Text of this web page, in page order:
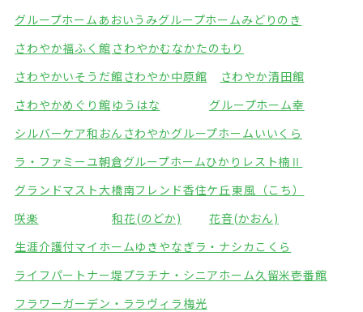
グループホームあおいうみグループホームみどりのき
さわやか福ふく館 さわやかむなかたのもり
さわやかいそうだ館さわやか中原館
さわやか清田館
さわやかめぐり館 ゆうはな
グループホーム幸
シルバーケア和おん さわやかグループホームいいくら
ラ・ファミーユ朝倉グループホームひかり レスト楠Ⅱ
グランドマスト大橋南フレンド香住ケ丘東風（こち）
咲楽
和花(のどか)
花音(かおん)
生涯介護付マイホームゆきやなぎラ・ナシカこくら
ライフパートナー堤プラチナ・シニアホーム久留米壱番館
フラワーガーデン・ララ ヴィラ梅光